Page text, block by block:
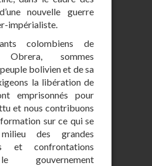
nouvelle guerre
impérialiste.
colombiens de
Obrera, sommes
bolivien et de sa
la libération de
emprisonnés pour
et nous contribuons
sur ce qui se
des grandes
et confrontations
gouvernement